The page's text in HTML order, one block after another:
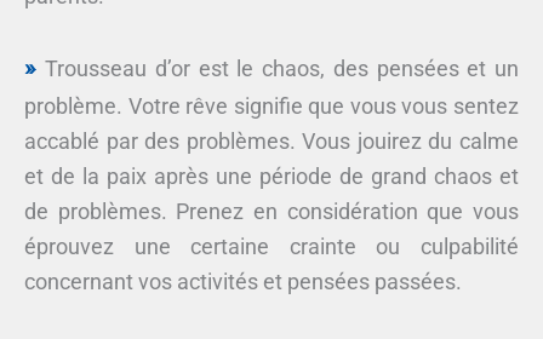
Trousseau d’or est le chaos, des pensées et un
problème. Votre rêve signifie que vous vous sentez
accablé par des problèmes. Vous jouirez du calme
et de la paix après une période de grand chaos et
de problèmes. Prenez en considération que vous
éprouvez une certaine crainte ou culpabilité
concernant vos activités et pensées passées.